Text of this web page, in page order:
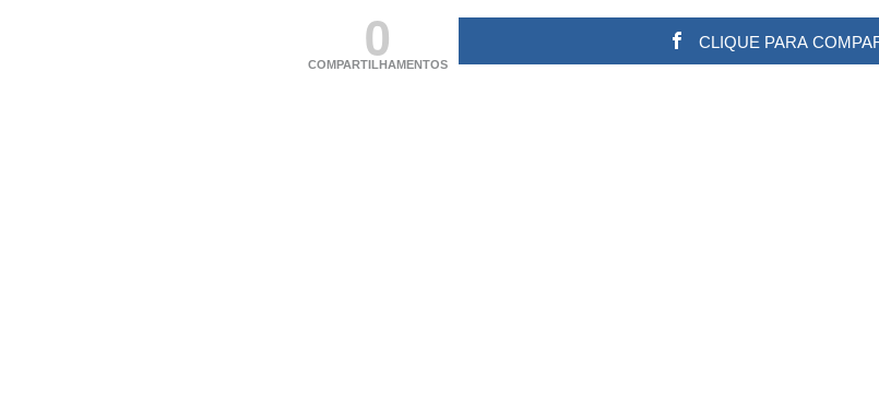
0
COMPARTILHAMENTOS
CLIQUE PARA